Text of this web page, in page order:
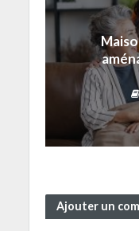
Ajouter un